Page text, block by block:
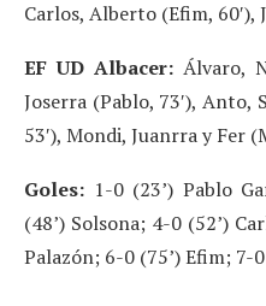
Carlos, Alberto (Efim, 60′),
EF UD Albacer: Álvaro,
Joserra (Pablo, 73′), Anto,
53′), Mondi, Juanrra y Fer
Goles: 1-0 (23’) Pablo
(48’) Solsona; 4-0 (52’)
Palazón; 6-0 (75’) Efim; 7-